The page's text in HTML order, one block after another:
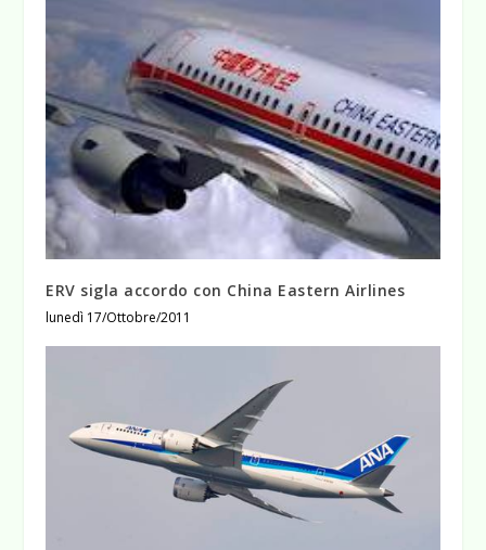
ERV sigla accordo con China Eastern Airlines
lunedì 17/Ottobre/2011